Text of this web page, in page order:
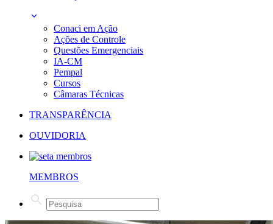
Conaci em Ação
Ações de Controle
Questões Emergenciais
IA-CM
Pempal
Cursos
Câmaras Técnicas
TRANSPARÊNCIA
OUVIDORIA
MEMBROS